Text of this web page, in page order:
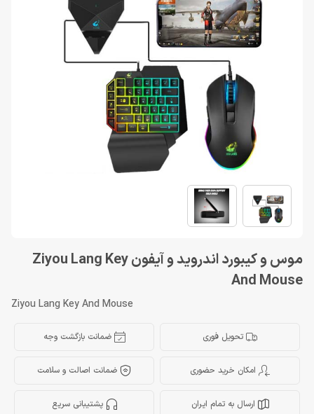
موس و کیبورد اندروید و آیفون Ziyou Lang Key
And Mouse
Ziyou Lang Key And Mouse
تحویل فوری ضمانت بازگشت وجه
امکان خرید حضوری ضمانت اصالت و سلامت
ارسال به تمام ایران پشتیبانی سریع